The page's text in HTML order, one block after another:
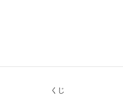
くじ